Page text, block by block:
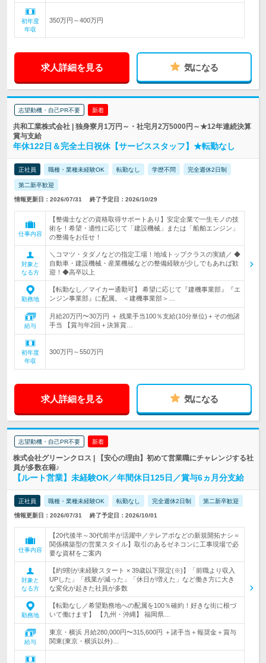
初年度
年収
350万円～400万円
求人詳細を見る 気になる
志望動機・自己PR不要 新着
共和工業株式会社 | 独身寮月1万円～・社宅月2万5000円～★12年連続決算
賞与支給
年休122日＆完全土日祝休【サービススタッフ】★転勤なし
正社員 職種・業種未経験OK 転勤なし 学歴不問 完全週休2日制
第二新卒歓迎
情報更新日：2026/07/31 終了予定日：2026/10/29
仕事内容
【整備士などの資格取得サポートあり】安定企業で一生モノの技
術を！希望・適性に応じて「建設機械」または「船舶エンジン」
の整備をお任せ！
対象と
なる方
＼コマツ・タダノなどの指定工場！地域トップクラスの実績／ ◆
自動車・建設機械・産業機械などの整備経験が少しでもあれば歓
迎！◆高卒以上
勤務地
【転勤なし／マイカー通勤可】 希望に応じて『建機事業部』『エ
ンジン事業部』に配属。 ＜建機事業部＞…
給与
月給20万円〜30万円 ＋ 残業手当100％支給(10分単位)＋その他諸
手当 【賞与年2回＋決算賞…
初年度
年収
300万円～550万円
求人詳細を見る 気になる
志望動機・自己PR不要 新着
株式会社グリーンクロス | 【安心の理由】初めて営業職にチャレンジする社
員が多数在籍♪
【ルート営業】未経験OK／年間休日125日／賞与6ヵ月分支給
正社員 職種・業種未経験OK 転勤なし 完全週休2日制 第二新卒歓迎
情報更新日：2026/07/31 終了予定日：2026/10/01
仕事内容
【20代後半～30代前半が活躍中／テレアポなどの新規開拓ナシ＝
関係構築型の営業スタイル】取引のあるゼネコンに工事現場で必
要な資材をご案内
対象と
なる方
【約9割が未経験スタート × 39歳以下限定(※)】「前職より収入
UPした」「残業が減った」「休日が増えた」など働き方に大き
な変化が起きた社員が多数
勤務地
【転勤なし／希望勤務地への配属を100％確約！好きな街に根づ
いて働けます】 【九州・沖縄】 福岡県…
給与
東京・横浜 月給280,000円〜315,600円 ＋諸手当＋報奨金＋賞与
関東(東京・横浜以外)…